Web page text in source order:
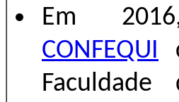
Em
CONFEQUI